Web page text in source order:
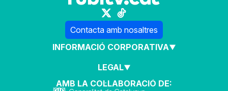
Contacta amb nosaltres
INFORMACIÓ CORPORATIVA
LEGAL
AMB LA COL·LABORACIÓ DE: